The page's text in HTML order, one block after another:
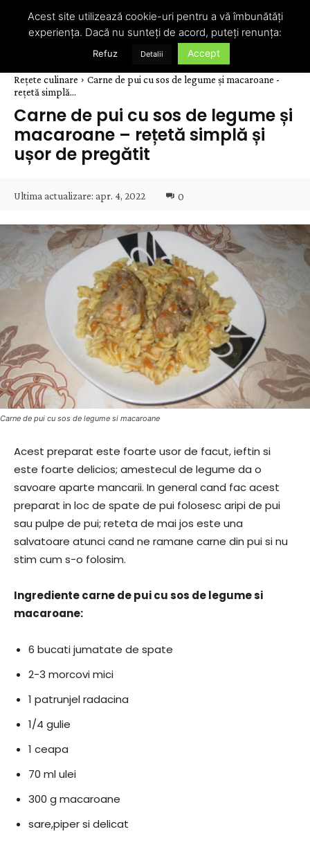
Rețete culinare
Carne de pui cu sos de legume și macaroane -
rețetă simplă...
Carne de pui cu sos de legume și
macaroane – rețetă simplă și
ușor de pregătit
Ultima actualizare: apr. 4, 2022 0
Carne de pui cu sos de legume si macaroane
Acest preparat este foarte usor de facut, ieftin si
este foarte delicios; amestecul de legume da o
savoare aparte mancarii. In general cand fac acest
preparat in loc de spate de pui folosesc aripi de pui
sau pulpe de pui; reteta de mai jos este una
salvatoare atunci cand ne ramane carne din pui si nu
stim cum s-o folosim.
Ingrediente carne de pui cu sos de legume si
macaroane:
6 bucati jumatate de spate
2-3 morcovi mici
1 patrunjel radacina
1/4 gulie
1 ceapa
70 ml ulei
300 g macaroane
sare,piper si delicat
Acest site utilizează cookie-uri pentru a vă îmbunătăți
experiența. Dacă nu sunteți de acord, puteți renunța:
Refuz Detalii Accept